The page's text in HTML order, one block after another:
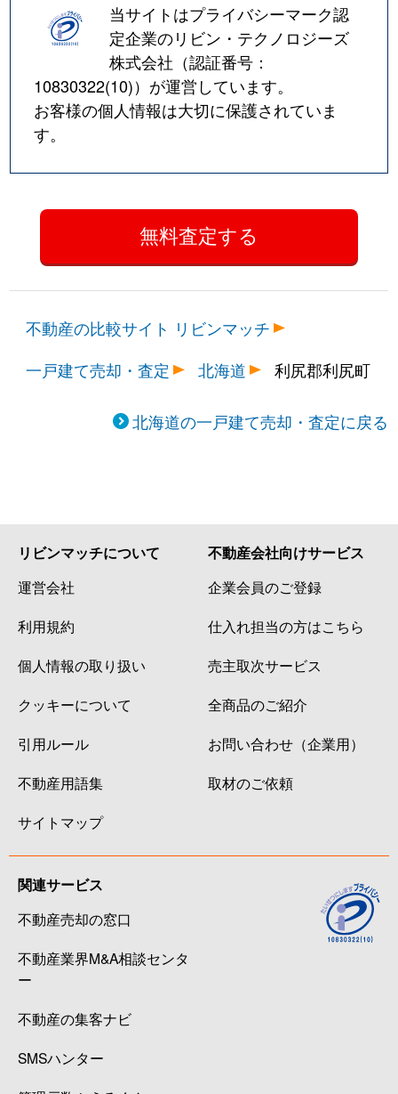
当サイトはプライバシーマーク認
定企業のリビン・テクノロジーズ
株式会社（認証番号：
10830322(10)）が運営しています。
お客様の個人情報は大切に保護されていま
す。
不動産の比較サイト リビンマッチ
一戸建て売却・査定
北海道 利尻郡利尻町
北海道の一戸建て売却・査定に戻る
リビンマッチについて
運営会社
利用規約
個人情報の取り扱い
クッキーについて
引用ルール
不動産用語集
サイトマップ
不動産会社向けサービス
企業会員のご登録
仕入れ担当の方はこちら
売主取次サービス
全商品のご紹介
お問い合わせ（企業用）
取材のご依頼
関連サービス
不動産売却の窓口
不動産業界M&A相談センタ
ー
不動産の集客ナビ
SMSハンター